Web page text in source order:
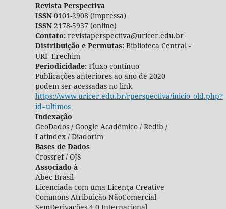
Revista Perspectiva
ISSN0101-2908 (impressa)
ISSN2178-5937 (online)
Contato:revistaperspectiva@uricer.edu.br
Distribuição e Permutas: Biblioteca Central -
URI Erechim
Periodicidade: Fluxo contínuo
Publicações anteriores ao ano de 2020
podem ser acessadas no link
https://www.uricer.edu.br/rperspectiva/inicio_old.php?
id=ultimos
Indexação
GeoDados / Google Acadêmico / Redib /
Latindex / Diadorim
Bases de Dados
Crossref / OJS
Associado à
Abec Brasil
Licenciada com uma Licença Creative
Commons Atribuição-NãoComercial-